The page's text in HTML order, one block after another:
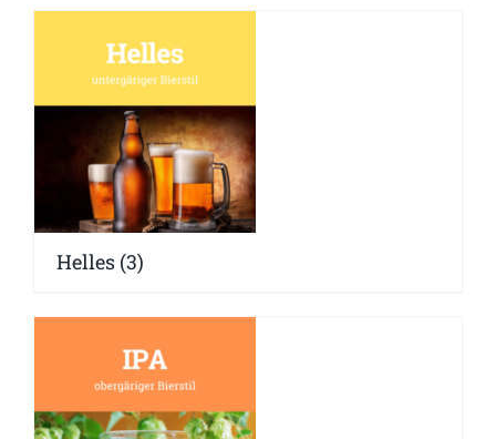
Helles (3)